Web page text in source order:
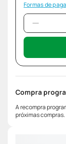
Formas de
Compra
A recompra
próximas compras.